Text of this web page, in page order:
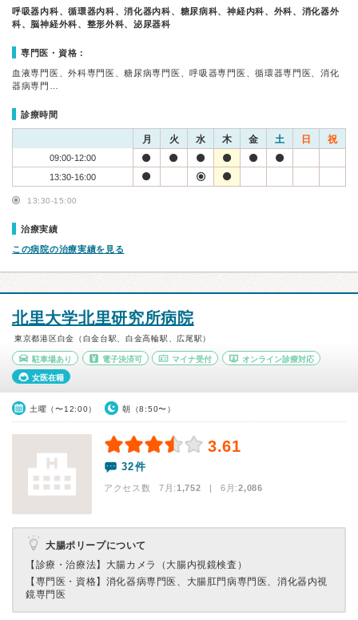
呼吸器内科、循環器内科、消化器内科、糖尿病科、神経内科、外科、消化器外
科、脳神経外科、整形外科、泌尿器科
専門医・資格：
血液専門医、外科専門医、糖尿病専門医、呼吸器専門医、循環器専門医、消化
器病専門…
診療時間
月 火 水 木 金 土 日 祝
09:00-12:00
13:30-16:00
13:30-15:00
治療実績
この病院の治療実績を見る
北里大学北里研究所病院
東京都港区白金（白金台駅、白金高輪駅、広尾駅）
駐車場あり 電子決済可 マイナ受付 オンライン診療対応
女医在籍
土曜（〜12:00） 朝（8:50〜）
3.61
32件
アクセス数 7月:1,752 | 6月:2,086
大腸ポリープについて
【診療・治療法】 大腸カメラ（大腸内視鏡検査）
【専門医・資格】 消化器病専門医、大腸肛門病専門医、消化器内視
鏡専門医